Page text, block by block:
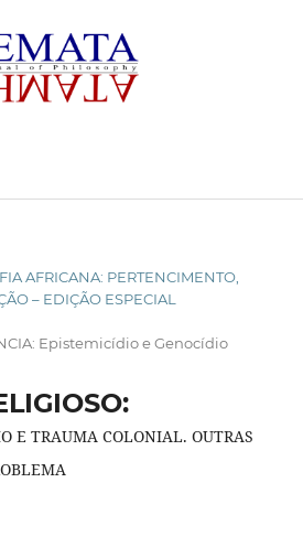
AFRICANA: PERTENCIMENTO,
– EDIÇÃO ESPECIAL
Epistemicídio e Genocídio
E TRAUMA COLONIAL. OUTRAS